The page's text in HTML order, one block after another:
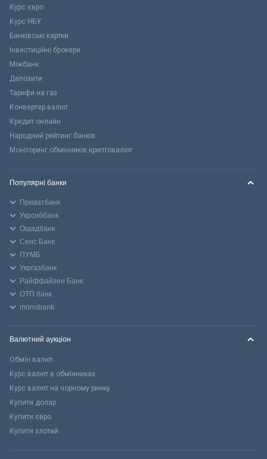
Курс євро
Курс НБУ
Банківські картки
Інвестиційні брокери
Міжбанк
Депозити
Тарифи на газ
Конвертер валют
Кредит онлайн
Народний рейтинг банків
Моніторинг обмінників криптовалют
Популярні банки
Приватбанк
Укрсиббанк
Ощадбанк
Сенс Банк
ПУМБ
Укргазбанк
Райффайзен Банк
ОТП банк
monobank
Валютний аукціон
Обмін валют
Курс валют в обмінниках
Курс валют на чорному ринку
Купити долар
Купити євро
Купити злотий